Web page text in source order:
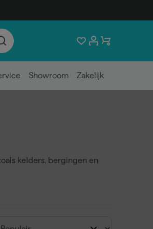
Showroom Zakelijk
kelders, bergingen en